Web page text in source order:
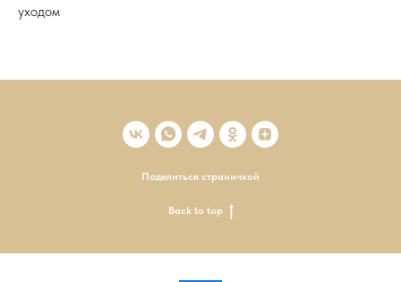
уходом
Поделиться страничкой
Back to top